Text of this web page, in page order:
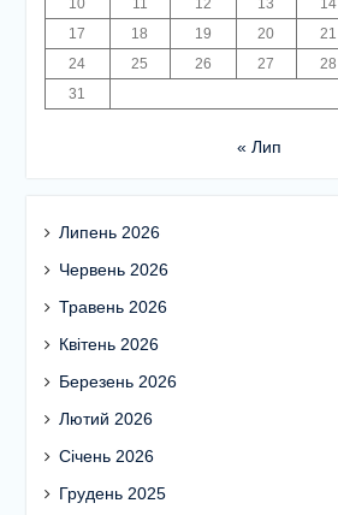
17
18 19 20 21
24
25 26 27 28
31
« Лип
Липень 2026
Червень 2026
Травень 2026
Квітень 2026
Березень 2026
Лютий 2026
Січень 2026
Грудень 2025